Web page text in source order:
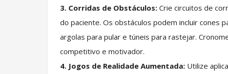
3. Corridas de Obstáculos: Crie circuitos de
do paciente. Os obstáculos podem incluir cones
argolas para pular e túneis para rastejar.
competitivo e motivador.
4. Jogos de Realidade Aumentada: Utilize